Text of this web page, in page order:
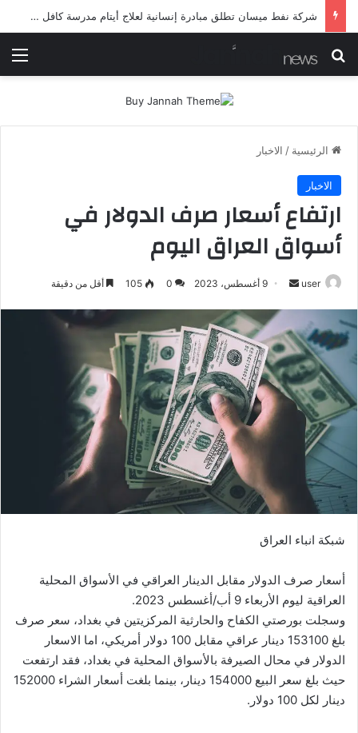
شرطة ميسان تلقي القبض على مطلقي العيارات النارية أثناء تشييع جنائزي في العمارة
بحث عن
الرئيسية / الاخبار
الاخبار
ارتفاع أسعار صرف الدولار في
أسواق العراق اليوم
user
أرسل
إلكترونيا
9 أغسطس، 2023 0
105 أقل من دقيقة
شبكة انباء العراق
أسعار صرف الدولار مقابل الدينار العراقي في الأسواق المحلية
العراقية ليوم الأربعاء 9 أب/أغسطس 2023.
وسجلت بورصتي الكفاح والحارثية المركزيتين في بغداد، سعر صرف
بلغ 153100 دينار عراقي مقابل 100 دولار أمريكي، اما الاسعار
الدولار في محال الصيرفة بالأسواق المحلية في بغداد، فقد ارتفعت
حيث بلغ سعر البيع 154000 دينار، بينما بلغت أسعار الشراء 152000
دينار لكل 100 دولار.